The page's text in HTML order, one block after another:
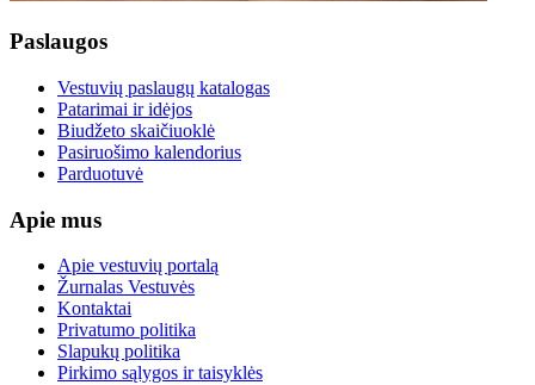
Paslaugos
Vestuvių paslaugų katalogas
Patarimai ir idėjos
Biudžeto skaičiuoklė
Pasiruošimo kalendorius
Parduotuvė
Apie mus
Apie vestuvių portalą
Žurnalas Vestuvės
Kontaktai
Privatumo politika
Slapukų politika
Pirkimo sąlygos ir taisyklės